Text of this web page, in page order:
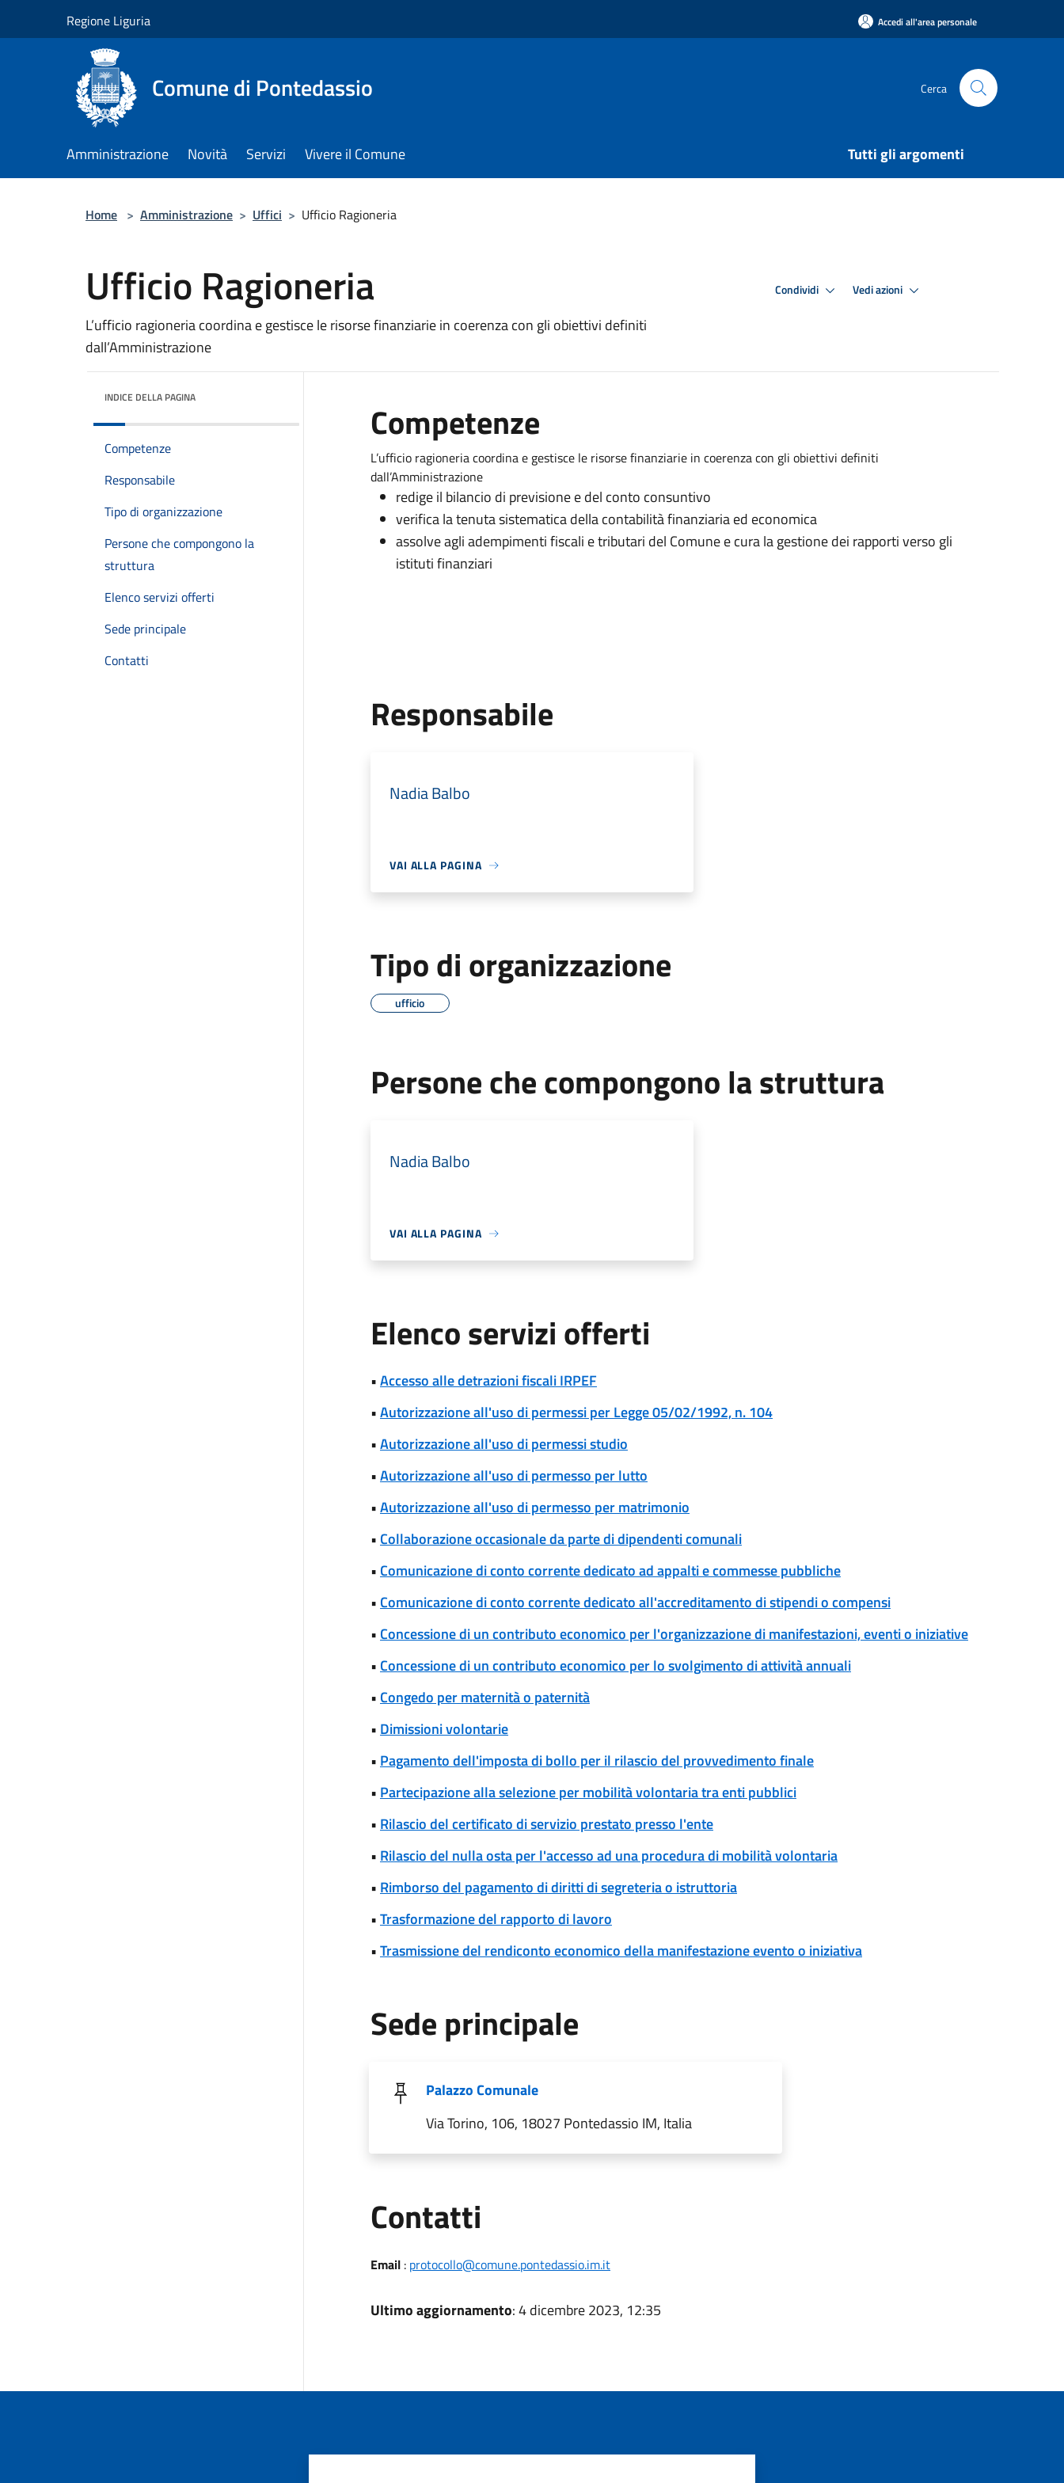
Regione Liguria Accedi all'area personale
Comune di Pontedassio Cerca
Amministrazione Novità Servizi Vivere il Comune Tutti gli argomenti
Home > Amministrazione > Uffici > Ufficio Ragioneria
Ufficio Ragioneria
L’ufficio ragioneria coordina e gestisce le risorse finanziarie in coerenza con gli obiettivi definiti
dall’Amministrazione
Condividi Vedi azioni
INDICE DELLA PAGINA
Competenze
Responsabile
Tipo di organizzazione
Persone che compongono la
struttura
Elenco servizi offerti
Sede principale
Contatti
Competenze
L’ufficio ragioneria coordina e gestisce le risorse finanziarie in coerenza con gli obiettivi definiti
dall’Amministrazione
redige il bilancio di previsione e del conto consuntivo
verifica la tenuta sistematica della contabilità finanziaria ed economica
assolve agli adempimenti fiscali e tributari del Comune e cura la gestione dei rapporti verso gli
istituti finanziari
Responsabile
Nadia Balbo
VAI ALLA PAGINA
Tipo di organizzazione
ufficio
Persone che compongono la struttura
Nadia Balbo
VAI ALLA PAGINA
Elenco servizi offerti
•Accesso alle detrazioni fiscali IRPEF
•Autorizzazione all'uso di permessi per Legge 05/02/1992, n. 104
•Autorizzazione all'uso di permessi studio
•Autorizzazione all'uso di permesso per lutto
•Autorizzazione all'uso di permesso per matrimonio
• Collaborazione occasionale da parte di dipendenti comunali
• Comunicazione di conto corrente dedicato ad appalti e commesse pubbliche
• Comunicazione di conto corrente dedicato all'accreditamento di stipendi o compensi
• Concessione di un contributo economico per l'organizzazione di manifestazioni, eventi o iniziative
• Concessione di un contributo economico per lo svolgimento di attività annuali
• Congedo per maternità o paternità
• Dimissioni volontarie
• Pagamento dell'imposta di bollo per il rilascio del provvedimento finale
• Partecipazione alla selezione per mobilità volontaria tra enti pubblici
• Rilascio del certificato di servizio prestato presso l'ente
• Rilascio del nulla osta per l'accesso ad una procedura di mobilità volontaria
• Rimborso del pagamento di diritti di segreteria o istruttoria
•Trasformazione del rapporto di lavoro
•Trasmissione del rendiconto economico della manifestazione evento o iniziativa
Sede principale
Palazzo Comunale
Via Torino, 106, 18027 Pontedassio IM, Italia
Contatti
Email: protocollo@comune.pontedassio.im.it
Ultimo aggiornamento: 4 dicembre 2023, 12:35